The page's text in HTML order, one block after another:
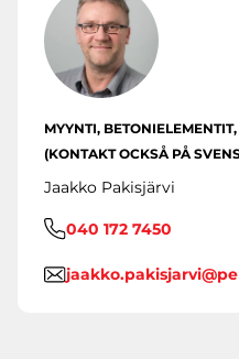
MYYNTI,
(KONTAKT OCKSÅ PÅ
Jaakko Pakisjärvi
040 172 7450